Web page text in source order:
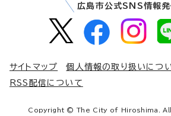
広島市公式SNS情報発
サイトマップ 個人情報の取り扱いにつ
RSS配信について
Copyright © The City of Hiroshima. All